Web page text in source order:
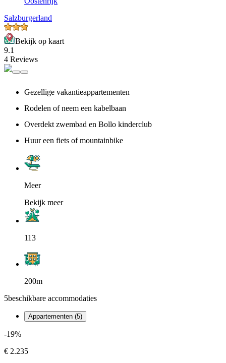
Salzburgerland
Bekijk op kaart
9.1
4 Reviews
Gezellige vakantieappartementen
Rodelen of neem een kabelbaan
Overdekt zwembad en Bollo kinderclub
Huur een fiets of mountainbike
Meer
Bekijk meer
113
200m
5beschikbare accommodaties
Appartementen (5)
-19%
€ 2.235